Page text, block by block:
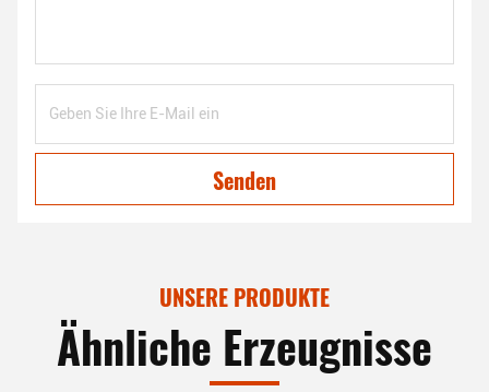
Senden
UNSERE PRODUKTE
Ähnliche Erzeugnisse